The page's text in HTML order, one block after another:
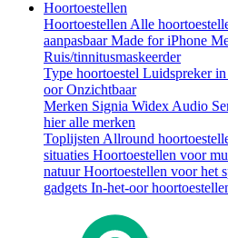
Hoortoestellen
Hoortoestellen Alle
aanpasbaarMade for iPhone
Ruis/tinnitusmaskeerder
Type hoortoestel Luidspreker
oorOnzichtbaar
Merken Signia Widex Audio
hier alle merken
Toplijsten Allround
situaties Hoortoestellen voor
natuurHoortoestellen voor het
gadgets In-het-oor